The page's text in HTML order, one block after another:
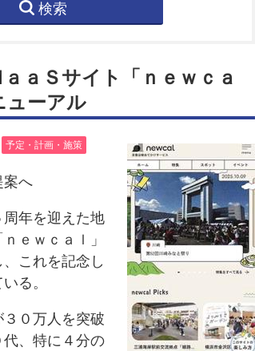
検索
ａＳサイト「ｎｅｗｃａ
ューアル
予定・計画・施策
へ
年を迎えた地
ｅｗｃａｌ」
これを記念し
る。
０万人を突破
、特に４分の